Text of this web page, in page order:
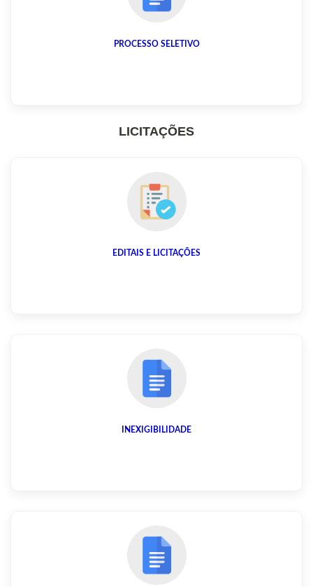
PROCESSO SELETIVO
LICITAÇÕES
EDITAIS E LICITAÇÕES
INEXIGIBILIDADE